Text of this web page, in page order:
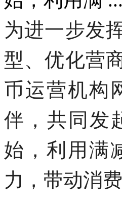
为进一步发
型、优化营
币运营机构
伴，共同发
始，利用满
力，带动消